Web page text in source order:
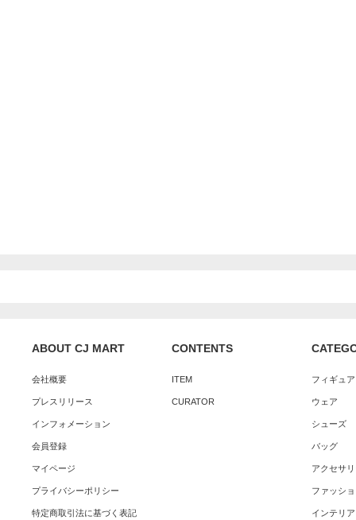
ABOUT CJ MART
会社概要
プレスリリース
インフォメーション
会員登録
マイページ
プライバシーポリシー
特定商取引法に基づく表記
CONTENTS
ITEM
CURATOR
フィギュ
ウェア
シューズ
バッグ
アクセサ
ファッシ
インテリア